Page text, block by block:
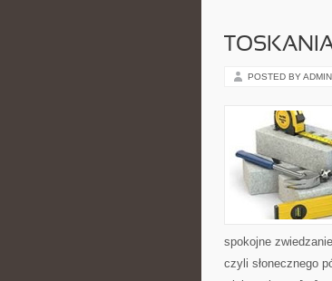
POSTED BY ADMIN
spokojne
czyli słonecznego